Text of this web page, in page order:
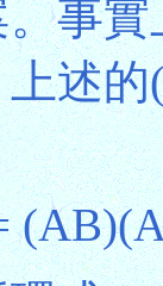
事
述